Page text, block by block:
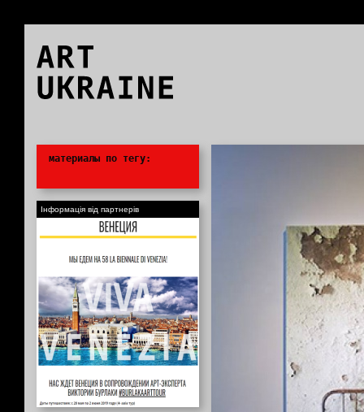
ART
UKRAINE
материалы по тегу:
Інформація від партнерів